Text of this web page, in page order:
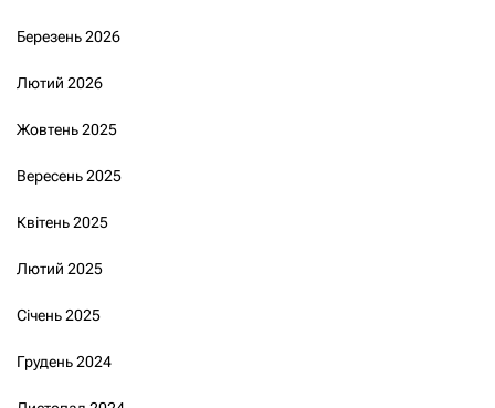
Березень 2026
Лютий 2026
Жовтень 2025
Вересень 2025
Квітень 2025
Лютий 2025
Січень 2025
Грудень 2024